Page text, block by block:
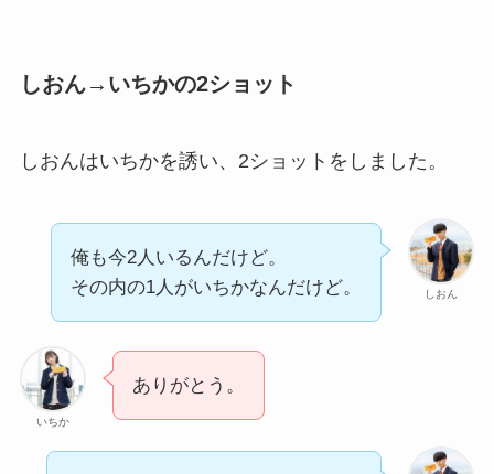
しおん→いちかの2ショット
しおんはいちかを誘い、2ショットをしました。
しおん
俺も今2人いるんだけど。
その内の1人がいちかなんだけど。
いちか
ありがとう。